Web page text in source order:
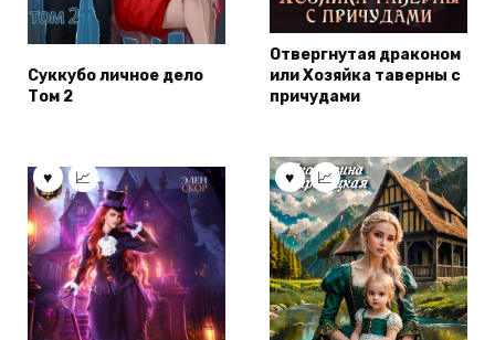
Суккубо личное дело
Том 2
Отвергнутая драконом
или Хозяйка таверны с
причудами